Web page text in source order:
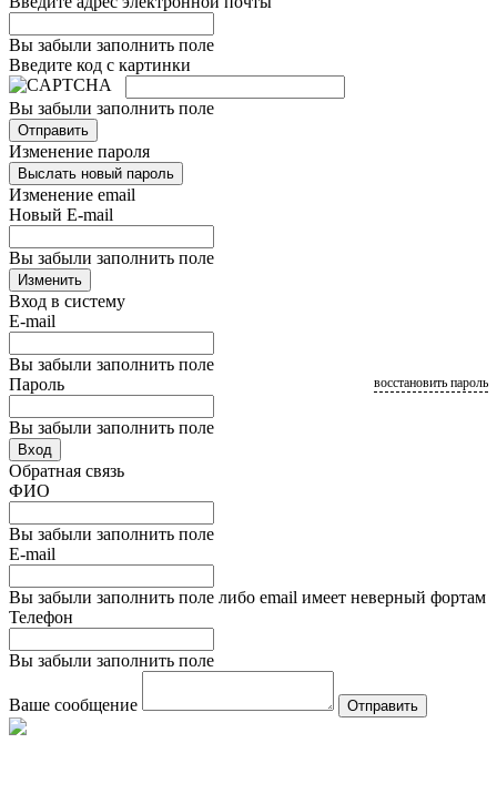
Вы забыли заполнить поле
Введите код с картинки
Вы забыли заполнить поле
Отправить
Изменение пароля
Выслать новый пароль
Изменение email
Новый E-mail
Вы забыли заполнить поле
Изменить
Вход в систему
E-mail
Вы забыли заполнить поле
Пароль
Вы забыли заполнить поле
восстановить пароль
Вход
Обратная связь
ФИО
Вы забыли заполнить поле
E-mail
Вы забыли заполнить поле либо email имеет неверный фортам
Телефон
Вы забыли заполнить поле
Ваше сообщение Отправить